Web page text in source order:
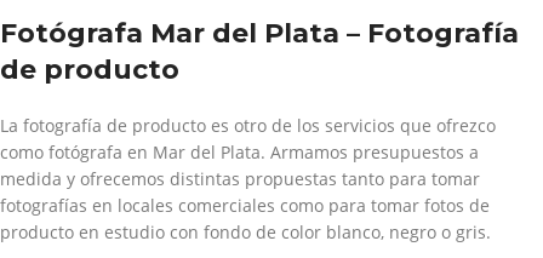
Fotógrafa Mar del Plata – Fotografía
de producto
La fotografía de producto es otro de los servicios que ofrezco
como fotógrafa en Mar del Plata. Armamos presupuestos a
medida y ofrecemos distintas propuestas tanto para tomar
fotografías en locales comerciales como para tomar fotos de
producto en estudio con fondo de color blanco, negro o gris.